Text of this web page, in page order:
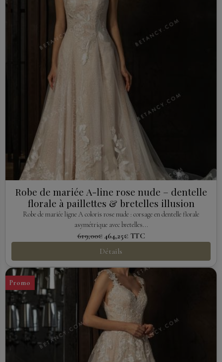
Robe de mariée A-line rose nude – dentelle
florale à paillettes & bretelles illusion
Robe de mariée ligne A coloris rose nude : corsage en dentelle florale
asymétrique avec bretelles...
619,00€464,25€ TTC
Détails
Promo